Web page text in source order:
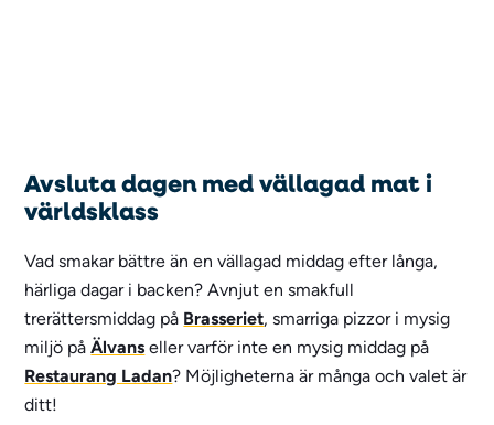
Avsluta dagen med vällagad mat i
världsklass
Vad smakar bättre än en vällagad middag efter långa,
härliga dagar i backen? Avnjut en smakfull
trerättersmiddag på Brasseriet, smarriga pizzor i mysig
miljö påÄlvans eller varför inte en mysig middag på
Restaurang Ladan? Möjligheterna är många och valet är
ditt!